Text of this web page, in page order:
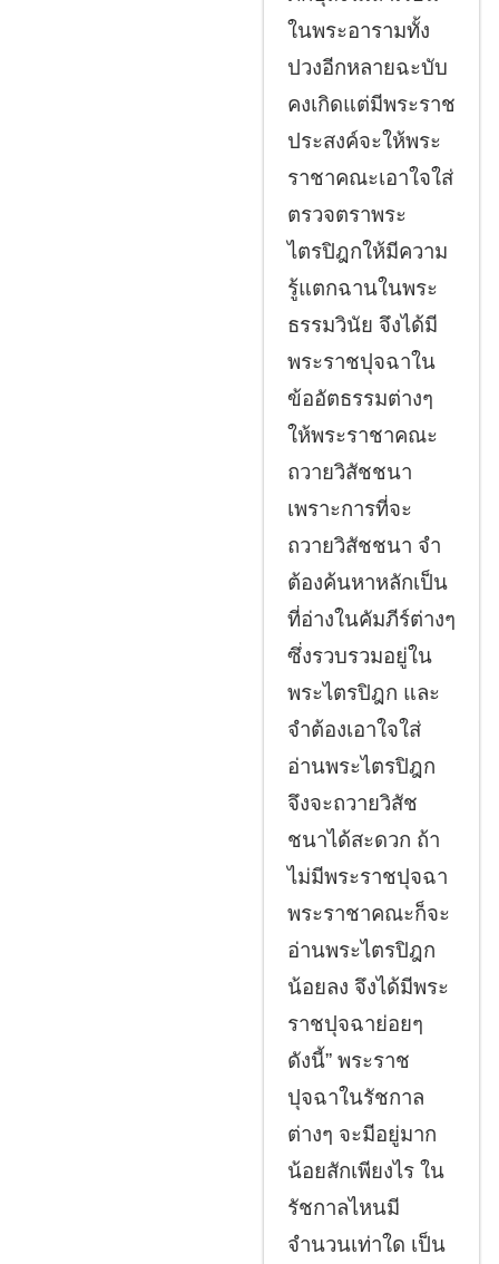
ในพระอารามทั้ง
ปวงอีกหลายฉะบับ
คงเกิดแต่มีพระราช
ประสงค์จะให้พระ
ราชาคณะเอาใจใส่
ตรวจตราพระ
ไตรปิฎกให้มีความ
รู้แตกฉานในพระ
ธรรมวินัย จึงได้มี
พระราชปุจฉาใน
ข้ออัตธรรมต่างๆ
ให้พระราชาคณะ
ถวายวิสัชชนา
เพราะการที่จะ
ถวายวิสัชชนา จำ
ต้องค้นหาหลักเป็น
ที่อ่างในคัมภีร์ต่างๆ
ซึ่งรวบรวมอยู่ใน
พระไตรปิฎก และ
จำต้องเอาใจใส่
อ่านพระไตรปิฎก
จึงจะถวายวิสัช
ชนาได้สะดวก ถ้า
ไม่มีพระราชปุจฉา
พระราชาคณะก็จะ
อ่านพระไตรปิฎก
น้อยลง จึงได้มีพระ
ราชปุจฉาย่อยๆ
ดังนี้” พระราช
ปุจฉาในรัชกาล
ต่างๆ จะมีอยู่มาก
น้อยสักเพียงไร ใน
รัชกาลไหนมี
จำนวนเท่าใด เป็น